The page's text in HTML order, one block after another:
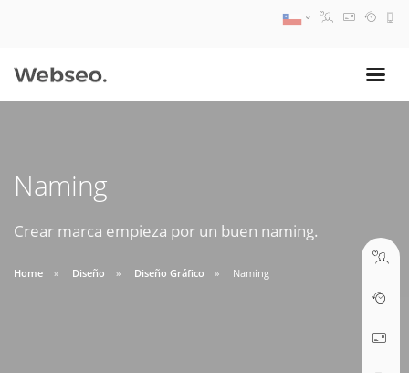
Naming
Crear marca empieza por un buen naming.
Home Diseño Diseño Gráfico Naming
soporte@webseo.cl